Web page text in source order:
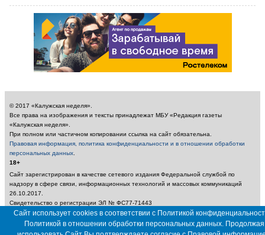
© 2017 «Калужская неделя».
Все права на изображения и тексты принадлежат МБУ «Редакция газеты
«Калужская неделя».
При полном или частичном копировании ссылка на сайт обязательна.
Правовая информация, политика конфиденциальности и в отношении обработки
персональных данных
18+
Сайт зарегистрирован в качестве сетевого издания Федеральной службой по
надзору в сфере связи, информационных технологий и массовых коммуникаций
26.10.2017.
Свидетельство о регистрации ЭЛ № ФС77-71443
Учредитель: Муниципальное бюджетное учреждение «Редакция газеты «Калужская
неделя»
Главный редактор: Амбарцумян А. Ю. / Электронный адрес редакции:
Сайт использует cookies в соответствии с Политикой
Политикой в отношении обработки персональных данных. Продолжая